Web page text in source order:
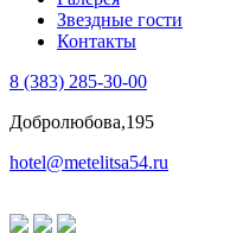
Звездные гости
Контакты
8 (383) 285-30-00
Добролюбова,195
hotel@metelitsa54.ru